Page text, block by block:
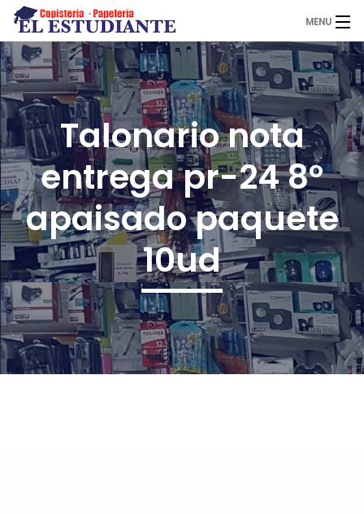
MENU
El Estudiante
Copistería
Papelería
Servicios
Novedades
Talonario nota
entrega pr-24 8º
apaisado paquete
10ud